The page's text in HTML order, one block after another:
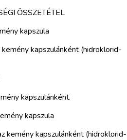
ÖSSZETÉTEL
kapszula
kapszulánként (hidroklorid-
kapszulánként.
kapszula
kemény kapszulánként (hidroklorid-